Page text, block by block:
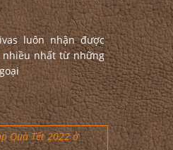
luôn nhận được
nhất từ những
Quà Tết 2022 ở